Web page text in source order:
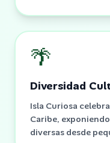
🌴
Diversidad
Isla Curiosa
Caribe,
diversas desde